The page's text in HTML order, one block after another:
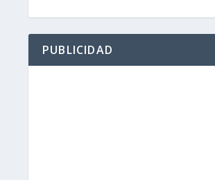
PUBLICIDAD